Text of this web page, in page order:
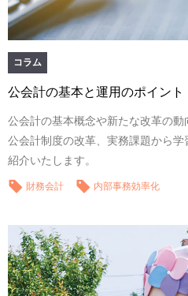
コラム
公会計の基本と運用のポイント
公会計の基本概念や新たな改革の
公会計制度の改革、実務課題から
紹介いたします。
財務会計 内部事務効率化